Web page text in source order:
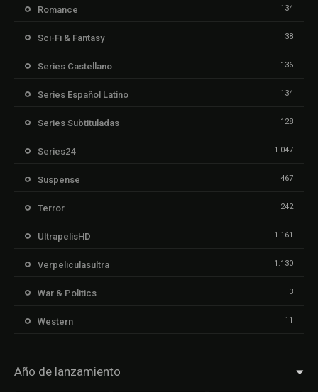
Romance 134
Sci-Fi & Fantasy 38
Series Castellano 136
Series Español Latino 134
Series Subtituladas 128
Series24 1.047
Suspense 467
Terror 242
UltrapelisHD 1.161
Verpeliculasultra 1.130
War & Politics 3
Western 11
Año de lanzamiento